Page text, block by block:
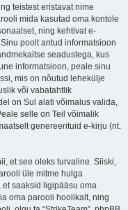
teistest eristavat nime
mida kasutad oma kontole
ning kehtivat e-
poolt antud informatsioon
seadustega, kus
informatsioon, peale sinu
mis on nõutud lehekülje
või vabatahtlik
on Sul alati võimalus valida,
selle on Teil võimalik
genereerituid e-kirju (nt.
et see oleks turvaline. Siiski,
üle mitme hulga
saaksid ligipääsu oma
oma parooli hoolikalt, ning